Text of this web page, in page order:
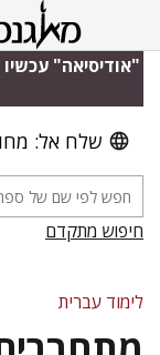
"אודיסיאה"
שלח אל:
חיפוש מתקדם
לימוד עברית